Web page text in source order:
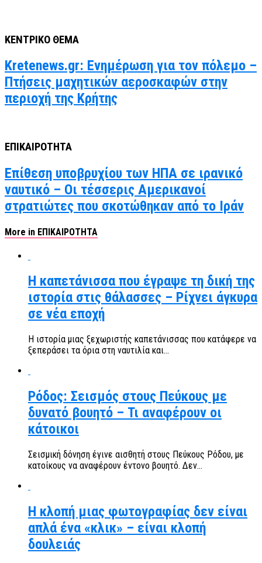
ΚΕΝΤΡΙΚΟ ΘΕΜΑ
Kretenews.gr: Ενημέρωση για τον πόλεμο –
Πτήσεις μαχητικών αεροσκαφών στην
περιοχή της Κρήτης
ΕΠΙΚΑΙΡΟΤΗΤΑ
Επίθεση υποβρυχίου των ΗΠΑ σε ιρανικό
ναυτικό – Οι τέσσερις Αμερικανοί
στρατιώτες που σκοτώθηκαν από το Ιράν
More in ΕΠΙΚΑΙΡΟΤΗΤΑ
Η καπετάνισσα που έγραψε τη δική της
ιστορία στις θάλασσες – Ρίχνει άγκυρα
σε νέα εποχή
Η ιστορία μιας ξεχωριστής καπετάνισσας που κατάφερε να
ξεπεράσει τα όρια στη ναυτιλία και...
Ρόδος: Σεισμός στους Πεύκους με
δυνατό βουητό – Τι αναφέρουν οι
κάτοικοι
Σεισμική δόνηση έγινε αισθητή στους Πεύκους Ρόδου, με
κατοίκους να αναφέρουν έντονο βουητό. Δεν...
Η κλοπή μιας φωτογραφίας δεν είναι
απλά ένα «κλικ» – είναι κλοπή
δουλειάς